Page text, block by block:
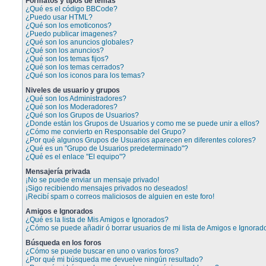
¿Qué es el código BBCode?
¿Puedo usar HTML?
¿Qué son los emoticonos?
¿Puedo publicar imagenes?
¿Qué son los anuncios globales?
¿Qué son los anuncios?
¿Qué son los temas fijos?
¿Qué son los temas cerrados?
¿Qué son los iconos para los temas?
Niveles de usuario y grupos
¿Qué son los Administradores?
¿Qué son los Moderadores?
¿Qué son los Grupos de Usuarios?
¿Donde están los Grupos de Usuarios y como me se puede unir a ellos?
¿Cómo me convierto en Responsable del Grupo?
¿Por qué algunos Grupos de Usuarios aparecen en diferentes colores?
¿Qué es un "Grupo de Usuarios predeterminado"?
¿Qué es el enlace "El equipo"?
Mensajería privada
¡No se puede enviar un mensaje privado!
¡Sigo recibiendo mensajes privados no deseados!
¡Recibí spam o correos maliciosos de alguien en este foro!
Amigos e Ignorados
¿Qué es la lista de Mis Amigos e Ignorados?
¿Cómo se puede añadir ó borrar usuarios de mi lista de Amigos e
Búsqueda en los foros
¿Cómo se puede buscar en uno o varios foros?
¿Por qué mi búsqueda me devuelve ningún resultado?